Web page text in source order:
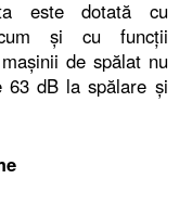
este dotată cu
și cu funcții
de spălat nu
63 dB la spălare și